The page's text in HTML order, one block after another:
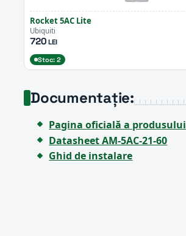
Rocket 5AC Lite
Ubiquiti
720LEI
Stoc: 2
Documentație:
Pagina oficială a produsului
Datasheet AM-5AC-21-60
Ghid de instalare